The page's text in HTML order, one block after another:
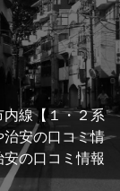
線【１・２系
安の口コミ情
の口コミ情報